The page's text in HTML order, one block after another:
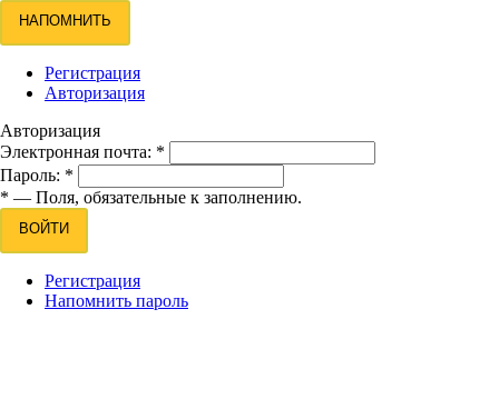
НАПОМНИТЬ
Регистрация
Авторизация
Авторизация
Электронная почта: *
Пароль: *
* — Поля, обязательные к заполнению.
ВОЙТИ
Регистрация
Напомнить пароль